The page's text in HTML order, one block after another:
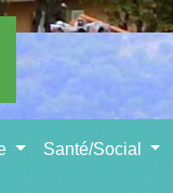
Santé/Social